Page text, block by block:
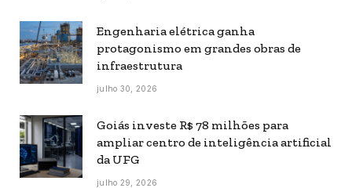
Engenharia elétrica ganha
protagonismo em grandes obras de
infraestrutura
julho 30, 2026
Goiás investe R$ 78 milhões para
ampliar centro de inteligência artificial
da UFG
julho 29, 2026